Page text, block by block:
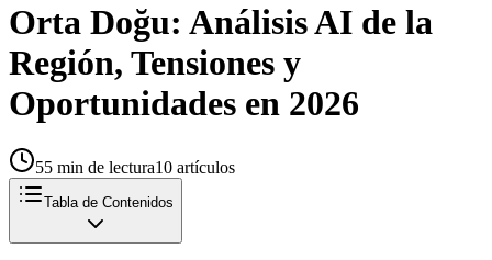
Orta Doğu: Análisis AI de la
Región, Tensiones y
Oportunidades en 2026
55 min de lectura10 artículos
Tabla de Contenidos